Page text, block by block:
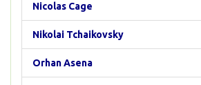
Nicolas Cage
Nikolai Tchaikovsky
Orhan Asena